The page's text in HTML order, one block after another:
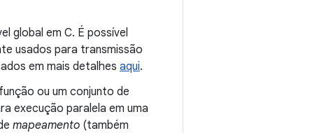
global em C. É possível
usados para transmissão
em mais detalhes aqui.
ou um conjunto de
execução paralela em uma
mapeamento (também